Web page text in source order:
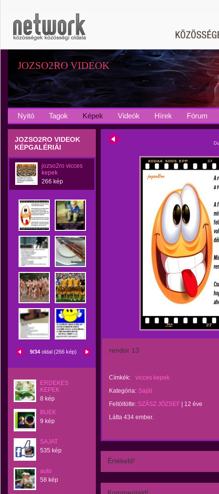
JOZSO2RO VIDEOK
Nyitó Tagok Képek Videók Hírek Fórum
JOZSO2RO VIDEOK
KÉPGALÉRIÁI
jozso2ro vicces
kepek
266 kép
9/34 oldal (266 kép)
ERDEKES
KEPEK
8 kép
BUEK
9 kép
SAJAT
535 kép
auto
58 kép
rendor 13
Címkék:
vicces kepek
Kategória: Saját
Feltöltötte: SZÁSZ JÓZSEF
12 éve
Látta 434 ember.
Értékeld!